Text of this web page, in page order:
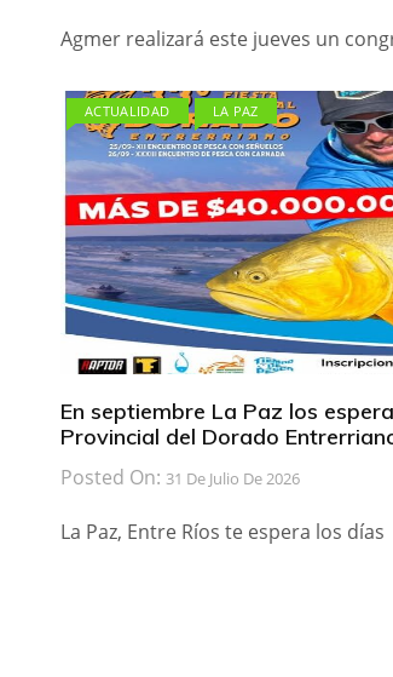
Agmer realizará este jueves un
ACTUALIDAD LA PAZ
En septiembre La Paz los
Provincial del Dorado
Posted On: 31 De Julio De 2026
La Paz, Entre Ríos te espera los días